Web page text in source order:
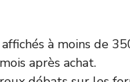
à moins de
après achat.